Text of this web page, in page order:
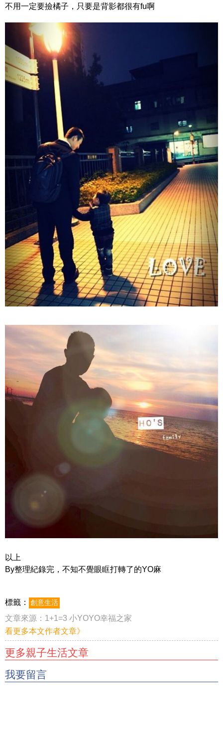
不用一定要撿橘子，只要是背影都很有fu啊
以上
By整理紀錄完，不知不覺眼眶打轉了的YO麻
標籤： 創意生活
文章來源： 1+1=3 小YOYO幸福之家
看更多本文作者文章》
更多親子生活文章
我要留言